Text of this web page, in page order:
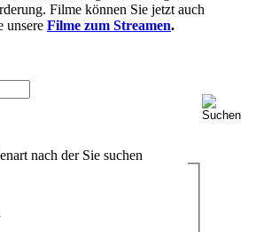
Filme können Sie jetzt auch
unsere Filme zum Streamen.
nach der Sie suchen